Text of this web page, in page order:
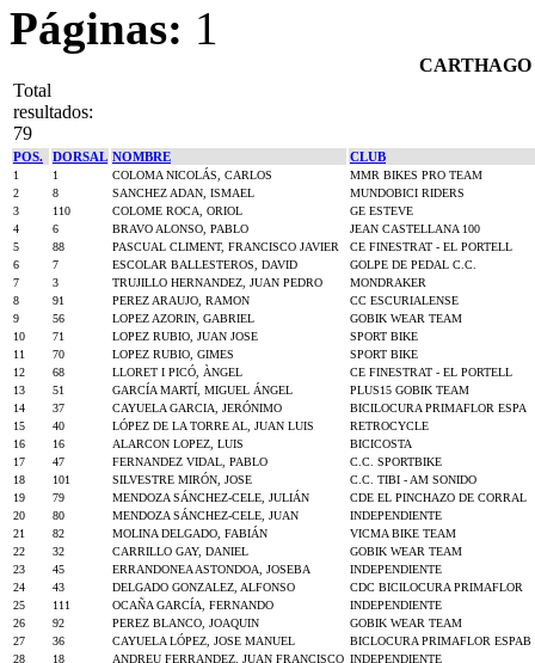
Páginas: 1
CARTHAGO
Total
resultados:
79
POS. DORSAL NOMBRE CLUB
1 1 COLOMA NICOLÁS, CARLOS
MMR BIKES PRO TEAM
2
8 SANCHEZ ADAN, ISMAEL
MUNDOBICI RIDERS
3
110 COLOME ROCA, ORIOL
GE ESTEVE
4
6 BRAVO ALONSO, PABLO
JEAN CASTELLANA 100
5
88 PASCUAL CLIMENT, FRANCISCO JAVIER
CE FINESTRAT - EL PORTELL
6
7 ESCOLAR BALLESTEROS, DAVID
GOLPE DE PEDAL C.C.
7
3 TRUJILLO HERNANDEZ, JUAN PEDRO
MONDRAKER
8
91 PEREZ ARAUJO, RAMON
CC ESCURIALENSE
9
56 LOPEZ AZORIN, GABRIEL
GOBIK WEAR TEAM
10
71 LOPEZ RUBIO, JUAN JOSE
SPORT BIKE
11
70 LOPEZ RUBIO, GIMES
SPORT BIKE
12
68 LLORET I PICÓ, ÀNGEL
CE FINESTRAT - EL PORTELL
13
51 GARCÍA MARTÍ, MIGUEL ÁNGEL
PLUS15 GOBIK TEAM
14
37 CAYUELA GARCIA, JERÓNIMO
BICILOCURA PRIMAFLOR ESPA
15
40 LÓPEZ DE LA TORRE AL, JUAN LUIS
RETROCYCLE
16
16 ALARCON LOPEZ, LUIS
BICICOSTA
17
47 FERNANDEZ VIDAL, PABLO
C.C. SPORTBIKE
18
101 SILVESTRE MIRÓN, JOSE
C.C. TIBI - AM SONIDO
19
79 MENDOZA SÁNCHEZ-CELE, JULIÁN
CDE EL PINCHAZO DE CORRAL
20
80 MENDOZA SÁNCHEZ-CELE, JUAN
INDEPENDIENTE
21
82 MOLINA DELGADO, FABIÁN
VICMA BIKE TEAM
22
32 CARRILLO GAY, DANIEL
GOBIK WEAR TEAM
23
45 ERRANDONEA ASTONDOA, JOSEBA
INDEPENDIENTE
24
43 DELGADO GONZALEZ, ALFONSO
CDC BICILOCURA PRIMAFLOR
25
111 OCAÑA GARCÍA, FERNANDO
INDEPENDIENTE
26
92 PEREZ BLANCO, JOAQUIN
GOBIK WEAR TEAM
27
36 CAYUELA LÓPEZ, JOSE MANUEL
BICLOCURA PRIMAFLOR ESPAB
28
18 ANDREU FERRANDEZ, JUAN FRANCISCO INDEPENDIENTE